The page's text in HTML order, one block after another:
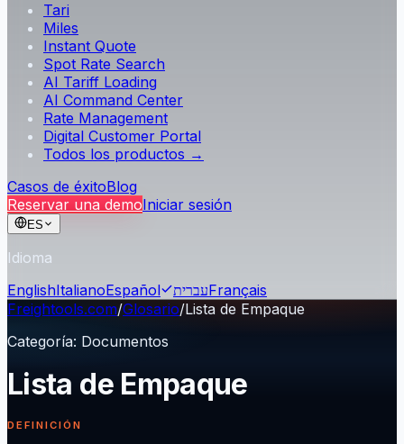
Tari
Miles
Instant Quote
Spot Rate Search
AI Tariff Loading
AI Command Center
Rate Management
Digital Customer Portal
Todos los productos →
Casos de éxitoBlog
Reservar una demoIniciar sesión
ES
Idioma
EnglishItalianoEspañol עבריתFrançais
Freightools.com/Glosario/Lista de Empaque
Categoría: Documentos
Lista de Empaque
DEFINICIÓN